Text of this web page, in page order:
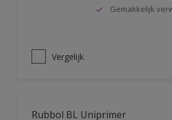
Gemakkelijk
Vergelijk
Rubbol BL Uniprimer